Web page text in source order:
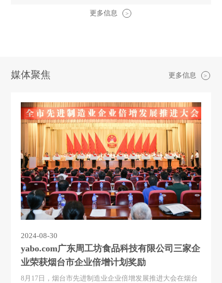
更多信息 >
媒体聚焦 更多信息 >
2024-08-30
yabo.com广东周工坊食品科技有限公司三家企
业荣获烟台市企业倍增计划奖励
8月17日，烟台市先进制造业企业倍增发展推进大会在烟台